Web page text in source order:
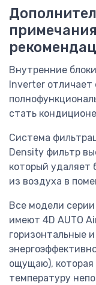
Внутренние
Inverter
стать
Система
Density фильтр
который удаляет
из воздуха в
Все модели серии
имеют 4D AUTO
горизонтальные
ощущаю), которая
температуру